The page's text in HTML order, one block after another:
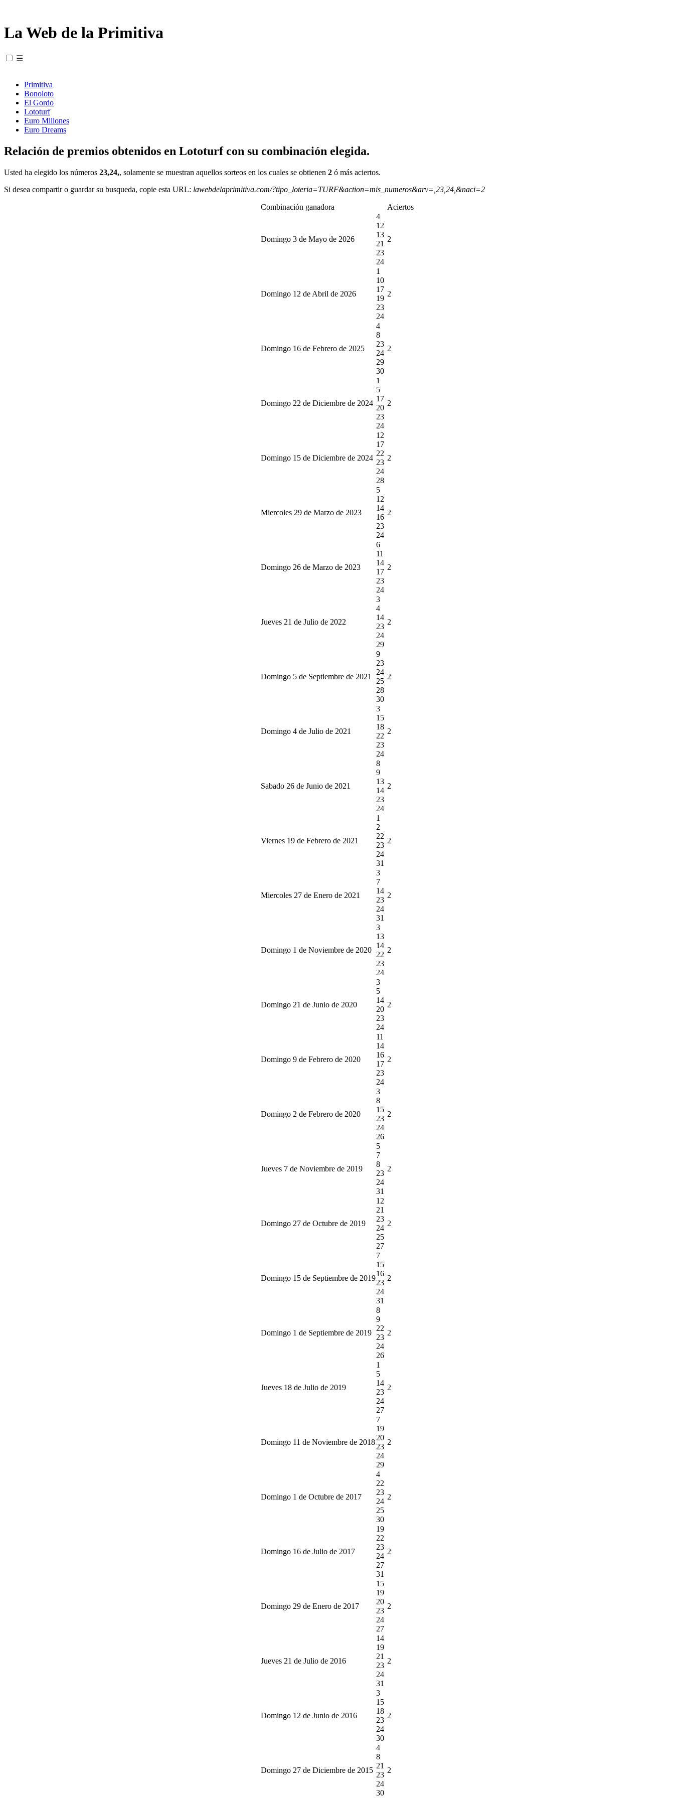
La Web de la Primitiva
☰
Primitiva
Bonoloto
El Gordo
Lototurf
Euro Millones
Euro Dreams
Relación de premios obtenidos en Lototurf con su combinación elegida.
Usted ha elegido los números 23,24,, solamente se muestran aquellos sorteos en los cuales se obtienen 2 ó más aciertos.
Si desea compartir o guardar su busqueda, copie esta URL: lawebdelaprimitiva.com/?tipo_loteria=TURF&action=mis_numeros&arv=,23,24,&naci=2
Combinación ganadora Aciertos
Domingo 3 de Mayo de 2026
4
12
13
21
23
24
2
Domingo 12 de Abril de 2026
1
10
17
19
23
24
2
Domingo 16 de Febrero de 2025
4
8
23
24
29
30
2
Domingo 22 de Diciembre de 2024
1
5
17
20
23
24
2
Domingo 15 de Diciembre de 2024
12
17
22
23
24
28
2
Miercoles 29 de Marzo de 2023
5
12
14
16
23
24
2
Domingo 26 de Marzo de 2023
6
11
14
17
23
24
2
Jueves 21 de Julio de 2022
3
4
14
23
24
29
2
Domingo 5 de Septiembre de 2021
9
23
24
25
28
30
2
Domingo 4 de Julio de 2021
3
15
18
22
23
24
2
Sabado 26 de Junio de 2021
8
9
13
14
23
24
2
Viernes 19 de Febrero de 2021
1
2
22
23
24
31
2
Miercoles 27 de Enero de 2021
3
7
14
23
24
31
2
Domingo 1 de Noviembre de 2020
3
13
14
22
23
24
2
Domingo 21 de Junio de 2020
3
5
14
20
23
24
2
Domingo 9 de Febrero de 2020
11
14
16
17
23
24
2
Domingo 2 de Febrero de 2020
3
8
15
23
24
26
2
Jueves 7 de Noviembre de 2019
5
7
8
23
24
31
2
Domingo 27 de Octubre de 2019
12
21
23
24
25
27
2
Domingo 15 de Septiembre de 2019
7
15
16
23
24
31
2
Domingo 1 de Septiembre de 2019
8
9
22
23
24
26
2
Jueves 18 de Julio de 2019
1
5
14
23
24
27
2
Domingo 11 de Noviembre de 2018
7
19
20
23
24
29
2
Domingo 1 de Octubre de 2017
4
22
23
24
25
30
2
Domingo 16 de Julio de 2017
19
22
23
24
27
31
2
Domingo 29 de Enero de 2017
15
19
20
23
24
27
2
Jueves 21 de Julio de 2016
14
19
21
23
24
31
2
Domingo 12 de Junio de 2016
3
15
18
23
24
30
2
Domingo 27 de Diciembre de 2015
4
8
21
23
24
30
2